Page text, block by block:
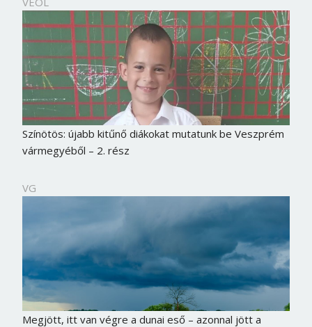
Színötös: újabb kitűnő diákokat mutatunk be Veszprém
vármegyéből – 2. rész
VG
Megjött, itt van végre a dunai eső – azonnal jött a
Jelszó
Mégse Bejelentkezés